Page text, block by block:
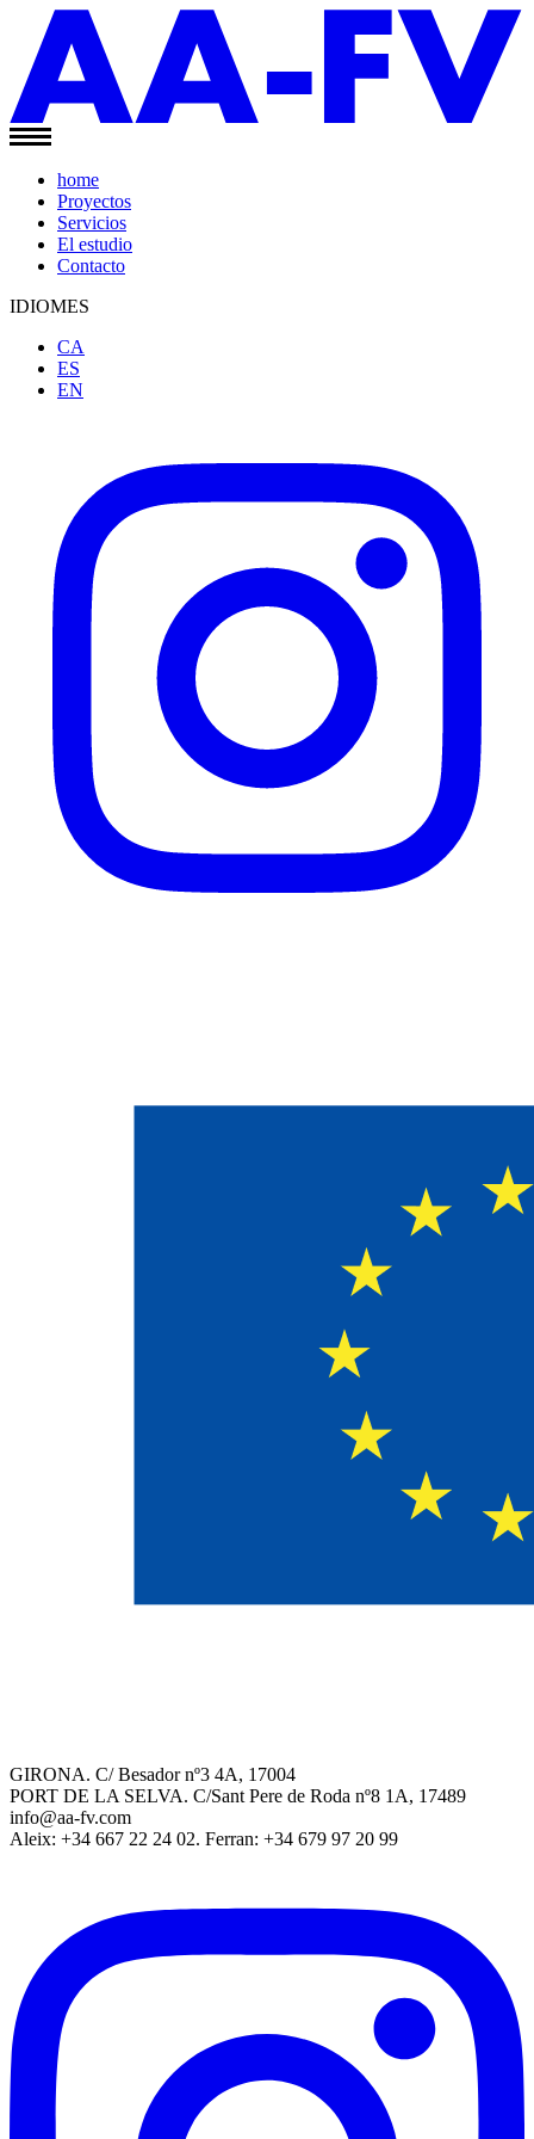
home
Proyectos
Servicios
El estudio
Contacto
IDIOMES
CA
ES
EN
GIRONA. C/ Besador nº3 4A, 17004
PORT DE LA SELVA. C/Sant Pere de Roda nº8 1A, 17489
info@aa-fv.com
Aleix: +34 667 22 24 02. Ferran: +34 679 97 20 99